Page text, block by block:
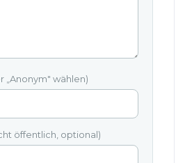
„Anonym" wählen)
öffentlich, optional)